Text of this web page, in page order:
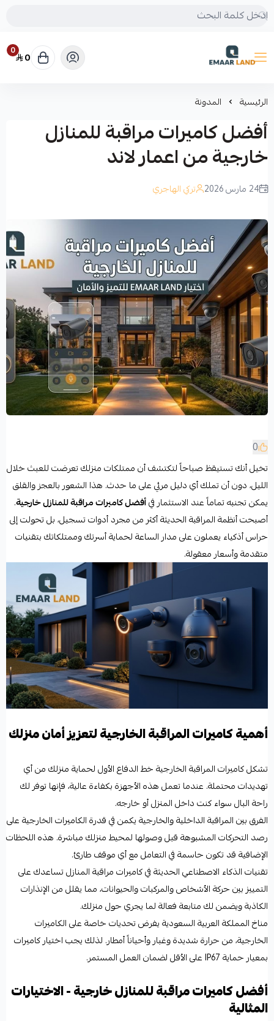
إعمار لاند
0 0
الرئيسية المدونة
أفضل كاميرات مراقبة للمنازل
خارجية من اعمار لاند
24 مارس 2026 تركي الهاجري
0
تخيل أنك تستيقظ صباحاً لتكتشف أن ممتلكات منزلك تعرضت للعبث خلال
الليل، دون أن تملك أي دليل مرئي على ما حدث. هذا الشعور بالعجز والقلق
يمكن تجنبه تماماً عند الاستثمار فيأفضل كاميرات مراقبة للمنازل خارجية.
أصبحت أنظمة المراقبة الحديثة أكثر من مجرد أدوات تسجيل، بل تحولت إلى
حراس أذكياء يعملون على مدار الساعة لحماية أسرتك وممتلكاتك بتقنيات
متقدمة وأسعار معقولة.
أهمية كاميرات المراقبة الخارجية لتعزيز أمان منزلك
تشكل كاميرات المراقبة الخارجية خط الدفاع الأول لحماية منزلك من أي
تهديدات محتملة. عندما تعمل هذه الأجهزة بكفاءة عالية، فإنها توفر لك
راحة البال سواء كنت داخل المنزل أو خارجه.
الفرق بين المراقبة الداخلية والخارجية يكمن في قدرة الكاميرات الخارجية على
رصد التحركات المشبوهة قبل وصولها لمحيط منزلك مباشرة. هذه اللحظات
الإضافية قد تكون حاسمة في التعامل مع أي موقف طارئ.
تقنيات الذكاء الاصطناعي الحديثة في كاميرات مراقبة المنازل تساعدك على
التمييز بين حركة الأشخاص والمركبات والحيوانات، مما يقلل من الإنذارات
الكاذبة ويضمن لك متابعة فعالة لما يجري حول منزلك.
مناخ المملكة العربية السعودية يفرض تحديات خاصة على الكاميرات
الخارجية، من حرارة شديدة وغبار وأحياناً أمطار. لذلك يجب اختيار كاميرات
بمعيار حماية IP67 على الأقل لضمان العمل المستمر.
أفضل كاميرات مراقبة للمنازل خارجية - الاختيارات
المثالية